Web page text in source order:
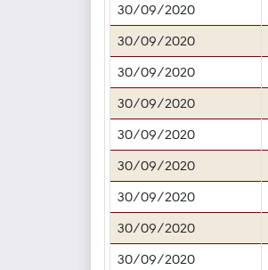
30/09/2020
30/09/2020
30/09/2020
30/09/2020
30/09/2020
30/09/2020
30/09/2020
30/09/2020
30/09/2020